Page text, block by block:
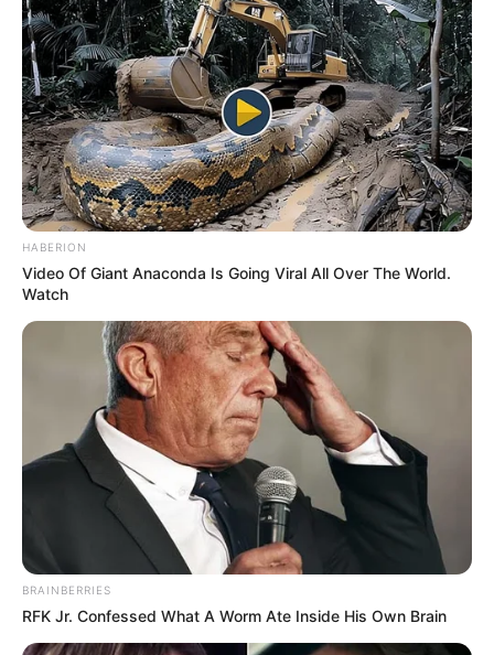
Erlebniswelt konzipierte Museum eine der
umfangreichsten Darstellungen über den Bergbau in
Hessen. Es zeigt die verschiedenen Arten und
Stufen des Bergbaus einschließlich der
Renaturierung des Tagebaulochs, dem heutigen
Borkener See. Informationen unterwww.braunkohle-
bergbaumuseum.de.
Museum der Schwalm in Ziegenhain - In einem
ehemaligen Burgmannensitz, dem sogenannten
Steinernen Haus, befindet sich das Museum der
Schwalm. Es zeigt Funde aus der Vor- und
Frühgeschichte, informiert über die zum Teil noch
vorhandene Wasserfestung Ziegenhain und hält die
Tradition die Volkskultur wach, in dem es z.B. Kurse
in der Schwälmer Weißstickerei anbietet.
Informationen unterwww.museumderschwalm.de
Borgmannturm auf dem Eisenberg - Auf der
höchsten Erhebung des Knüllgebirges, dem 635
Meter hohen Eisenberg, steht seit 1913 der 24 Meter
hohe Borgmannturm, von dem man sogar bis zum
hüringer Wald
Mittelpunkt des als Ausflugs- und Wanderziel
beliebten Eisenbergs, mit Berghotel, Feriendorf,
HABERION
Video Of Giant Anaconda Is Going Viral All Over The World.
Watch
BRAINBERRIES
RFK Jr. Confessed What A Worm Ate Inside His Own Brain